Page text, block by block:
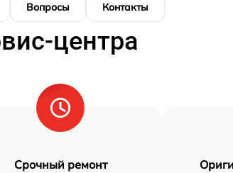
Вопросы Контакты
центра
Срочный ремонт